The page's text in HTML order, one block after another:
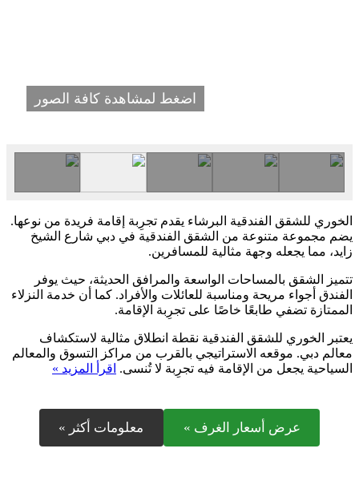
اضغط لمشاهدة كافة الصور
الخوري للشقق الفندقية البرشاء يقدم تجرِبة إقامة فريدة من نوعها.
يضم مجموعة متنوعة من الشقق الفندقية في دبي شارع الشيخ
زايد، مما يجعله وجهة مثالية للمسافرين.
تتميز الشقق بالمساحات الواسعة والمرافق الحديثة، حيث يوفر
الفندق أجواء مريحة ومناسبة للعائلات والأفراد. كما أن خدمة النزلاء
الممتازة تضفي طابعًا خاصًا على تجرِبة الإقامة.
يعتبر الخوري للشقق الفندقية نقطة انطلاق مثالية لاستكشاف
معالم دبي. موقعه الاستراتيجي بالقرب من مراكز التسوق والمعالم
السياحية يجعل من الإقامة فيه تجرِبة لا تُنسى. اقرأ المزيد »
عرض أسعار الغرف » معلومات أكثر »